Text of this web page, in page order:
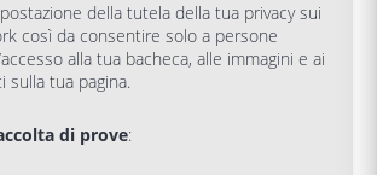
della tutela della tua privacy sui
così da consentire solo a persone
alla tua bacheca, alle immagini e ai
sulla tua pagina.
di prove: